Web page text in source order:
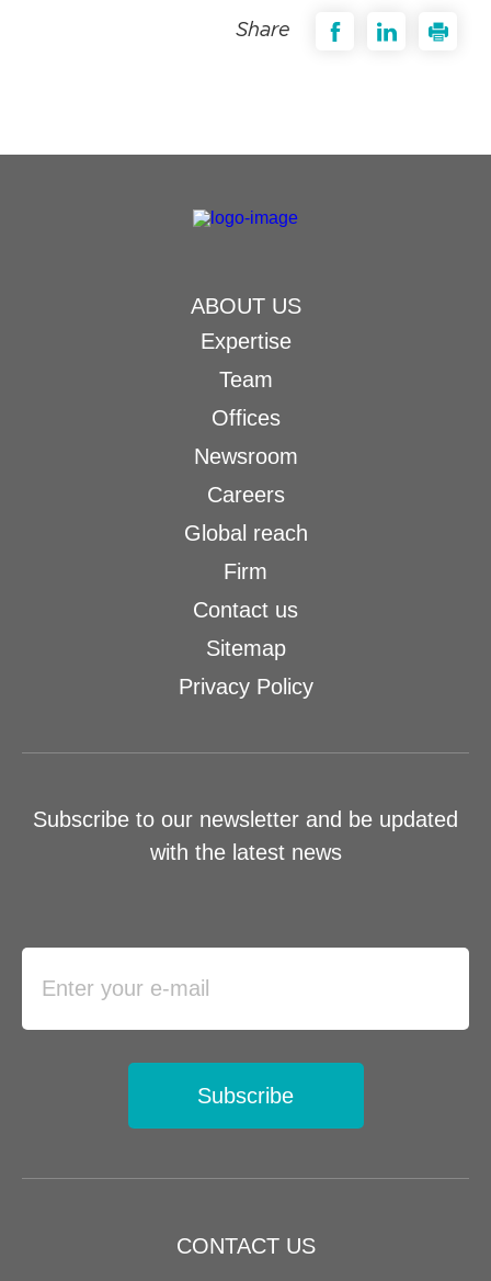
Share
CONTACT US
ABOUT US
Expertise
Team
Offices
Newsroom
Careers
Global reach
Firm
Contact us
Sitemap
Privacy Policy
Subscribe to our newsletter and be updated
with the latest news
Subscribe